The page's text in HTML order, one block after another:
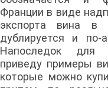
Франции в виде
экспорта вина в
дублируется и по-
Напоследок для
приведу примеры
которые можно